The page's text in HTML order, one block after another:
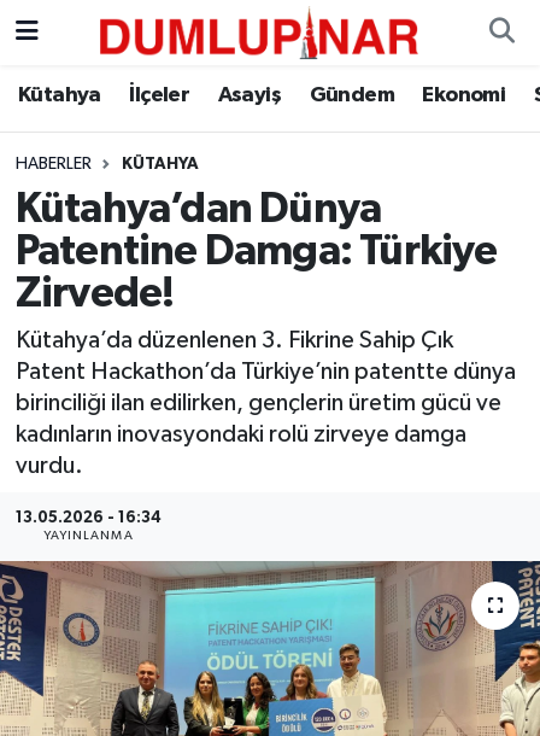
Kütahya İlçeler Asayiş Gündem Ekonomi
HABERLER KÜTAHYA
Kütahya’dan Dünya
Patentine Damga: Türkiye
Zirvede!
Kütahya’da düzenlenen 3. Fikrine Sahip Çık
Patent Hackathon’da Türkiye’nin patentte dünya
birinciliği ilan edilirken, gençlerin üretim gücü ve
kadınların inovasyondaki rolü zirveye damga
vurdu.
13.05.2026 - 16:34
YAYINLANMA
Asayiş
Diğer
Dünya
Eğitim
Ekonomi
Eleman
Emlak
Gündem
Haber
Haber İlanlar
Kültür-Sanat
Kütahya Hava Durumu
Kütahya Trafik Yoğunluk Haritası
Süper Lig Puan Durumu ve Fikstür
Tüm Manşetler
Son Dakika Haberleri
Haber Arşivi